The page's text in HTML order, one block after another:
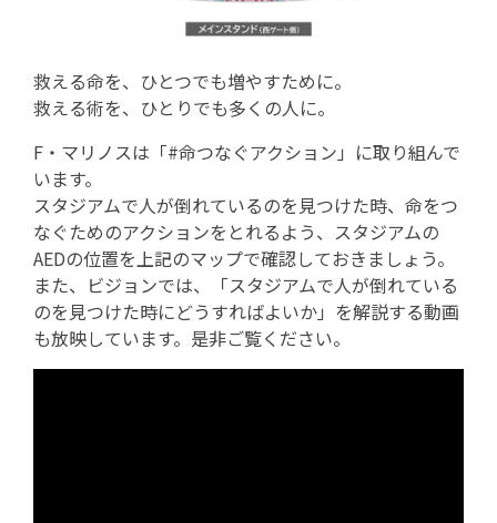
救える命を、ひとつでも増やすために。
救える術を、ひとりでも多くの人に。
F・マリノスは「#命つなぐアクション」に取り組んで
います。
スタジアムで人が倒れているのを見つけた時、命をつ
なぐためのアクションをとれるよう、スタジアムの
AEDの位置を上記のマップで確認しておきましょう。
また、ビジョンでは、「スタジアムで人が倒れている
のを見つけた時にどうすればよいか」を解説する動画
も放映しています。是非ご覧ください。